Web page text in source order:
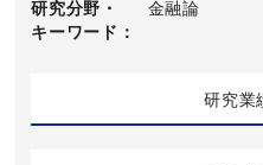
研究分野・
キーワード
金融論
研究業